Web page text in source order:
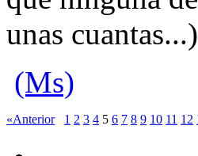
unas cuantas...)
(Ms)
«Anterior 1 2 3 4 5 6 7 8 9 10 11 12